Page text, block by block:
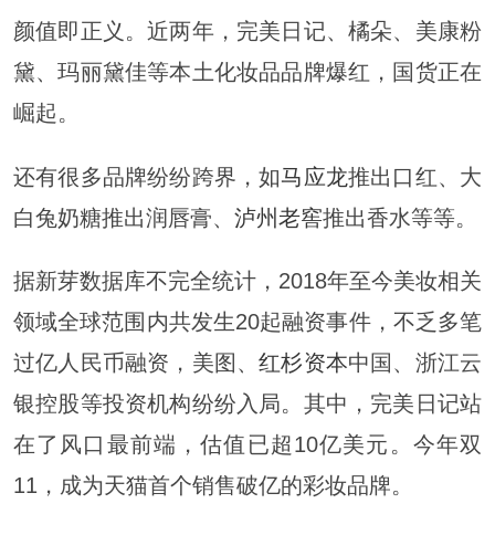
颜值即正义。近两年，完美日记、橘朵、美康粉
黛、玛丽黛佳等本土化妆品品牌爆红，国货正在
崛起。
还有很多品牌纷纷跨界，如马应龙推出口红、大
白兔奶糖推出润唇膏、 泸州老窖推出香水等等。
据新芽数据库不完全统计，2018年至今美妆相关
领域全球范围内共发生20起融资事件，不乏多笔
过亿人民币融资，美图、红杉资本中国、浙江云
银控股等投资机构纷纷入局。其中，完美日记站
在了风口最前端，估值已超10亿美元。今年双
11，成为天猫首个销售破亿的彩妆品牌。